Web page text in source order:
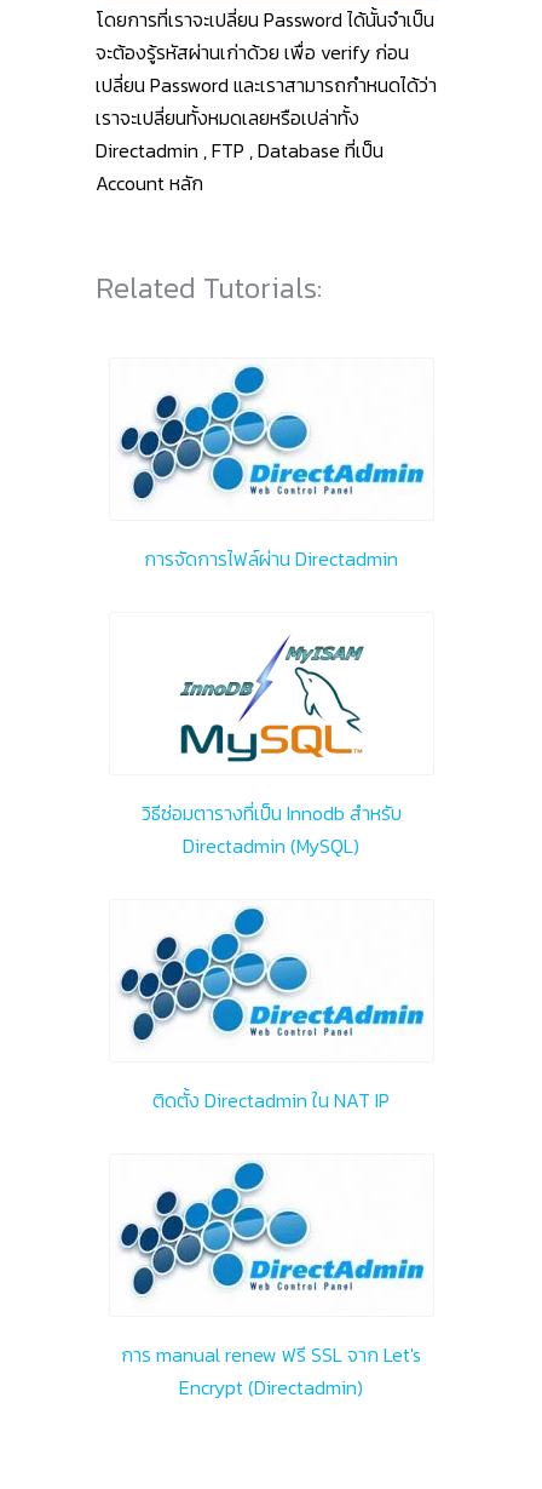
โดยการที่เราจะเปลี่ยน Password ได้นั้นจำเป็น
จะต้องรู้รหัสผ่านเก่าด้วย เพื่อ verify ก่อน
เปลี่ยน Password และเราสามารถกำหนดได้ว่า
เราจะเปลี่ยนทั้งหมดเลยหรือเปล่าทั้ง
Directadmin , FTP , Database ที่เป็น
Account หลัก
Related Tutorials:
การจัดการไฟล์ผ่าน Directadmin
วิธีซ่อมตารางที่เป็น Innodb สำหรับ
Directadmin (MySQL)
ติดตั้ง Directadmin ใน NAT IP
การ manual renew ฟรี SSL จาก Let's
Encrypt (Directadmin)